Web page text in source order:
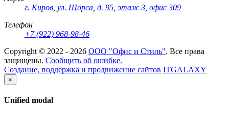
г. Киров ул. Щорса, д. 95, этаж 3, офис 309
Телефон
+7 (922) 968-98-46
Copyright © 2022 - 2026 ООО "Офис и Стиль". Все права
защищены. Сообщить об ошибке.
Создание, поддержка и продвижение сайтов ITGALAXY
×
Unified modal